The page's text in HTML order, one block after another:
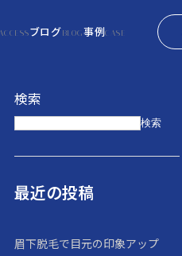
ACCESSブログBLOG事例CASE
検索
検索
最近の投稿
眉下脱毛で目元の印象アップ